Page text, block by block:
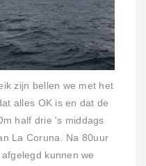
zijn bellen we met het
alles OK is en dat de
half drie 's middags
La Coruna. Na 80uur
kunnen we